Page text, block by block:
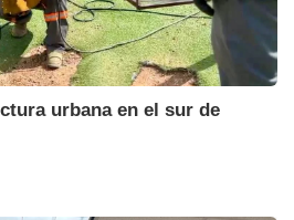
urbana en el sur de